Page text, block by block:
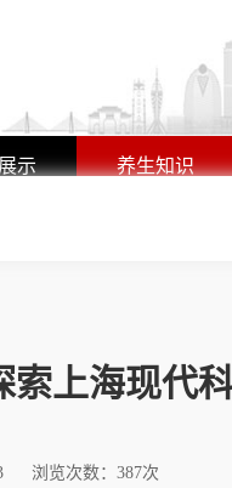
示 养生知识
上海现代
浏览次数：387次